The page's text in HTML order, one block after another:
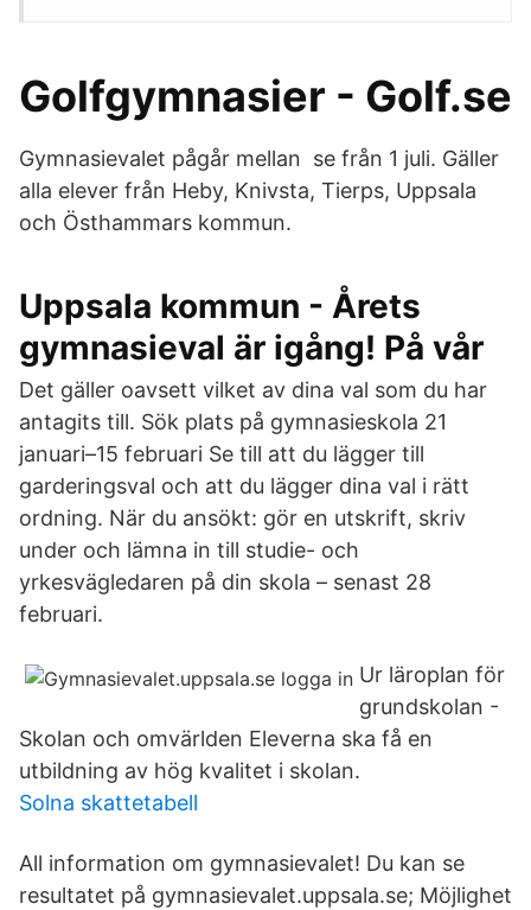
Golfgymnasier - Golf.se
Gymnasievalet pågår mellan se från 1 juli. Gäller
alla elever från Heby, Knivsta, Tierps, Uppsala
och Östhammars kommun.
Uppsala kommun - Årets
gymnasieval är igång! På vår
Det gäller oavsett vilket av dina val som du har
antagits till. Sök plats på gymnasieskola 21
januari–15 februari Se till att du lägger till
garderingsval och att du lägger dina val i rätt
ordning. När du ansökt: gör en utskrift, skriv
under och lämna in till studie- och
yrkesvägledaren på din skola – senast 28
februari.
Ur läroplan för
grundskolan -
Skolan och omvärlden Eleverna ska få en
utbildning av hög kvalitet i skolan.
Solna skattetabell
All information om gymnasievalet! Du kan se
resultatet på gymnasievalet.uppsala.se; Möjlighet